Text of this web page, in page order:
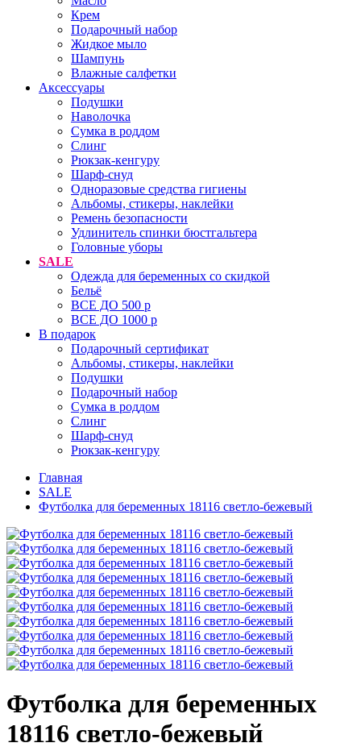
Крем
Подарочный набор
Жидкое мыло
Шампунь
Влажные салфетки
Аксессуары
Подушки
Наволочка
Сумка в роддом
Cлинг
Рюкзак-кенгуру
Шарф-снуд
Одноразовые средства гигиены
Альбомы, стикеры, наклейки
Ремень безопасности
Удлинитель спинки бюстгальтера
Головные уборы
SALE
Одежда для беременных со скидкой
Бельё
ВСЕ ДО 500 р
ВСЕ ДО 1000 р
В подарок
Подарочный сертификат
Альбомы, стикеры, наклейки
Подушки
Подарочный набор
Сумка в роддом
Слинг
Шарф-снуд
Рюкзак-кенгуру
Главная
SALE
Футболка для беременных 18116 светло-бежевый
Футболка для беременных
18116 светло-бежевый